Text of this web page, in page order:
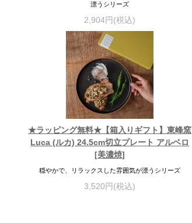
漂うシリーズ
2,904円(税込)
★ラッピング無料★【箱入りギフト】東峰窯
Luca (ルカ) 24.5cm切立プレート アルベロ
[美濃焼]
穏やかで、リラックスした雰囲気が漂うシリーズ
3,520円(税込)